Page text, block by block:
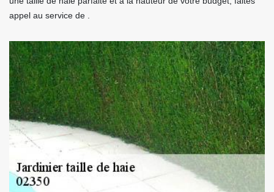
appel au service de .